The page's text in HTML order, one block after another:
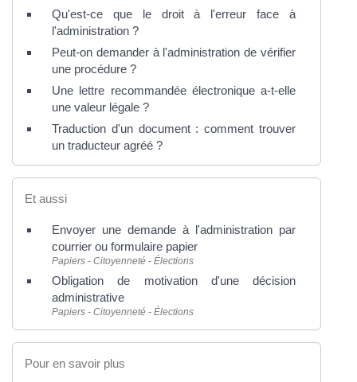
Qu'est-ce que le droit à l'erreur face à
l'administration ?
Peut-on demander à l'administration de vérifier
une procédure ?
Une lettre recommandée électronique a-t-elle
une valeur légale ?
Traduction d'un document : comment trouver
un traducteur agréé ?
Et aussi
Envoyer une demande à l'administration par
courrier ou formulaire papier
Papiers - Citoyenneté - Élections
Obligation de motivation d'une décision
administrative
Papiers - Citoyenneté - Élections
Pour en savoir plus